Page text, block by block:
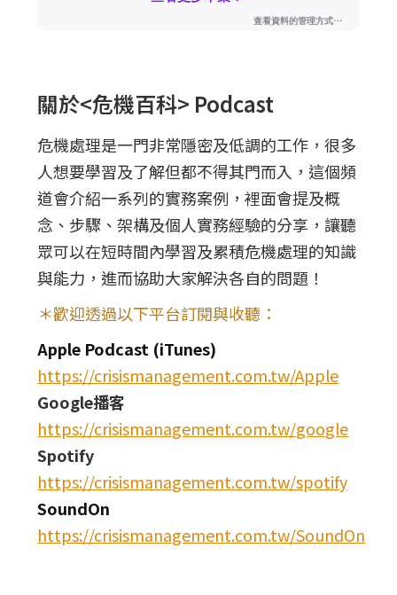
關於<危機百科> Podcast
危機處理是一門非常隱密及低調的工作，很多
人想要學習及了解但都不得其門而入，這個頻
道會介紹一系列的實務案例，裡面會提及概
念、步驟、架構及個人實務經驗的分享，讓聽
眾可以在短時間內學習及累積危機處理的知識
與能力，進而協助大家解決各自的問題！
＊歡迎透過以下平台訂閱與收聽：
Apple Podcast (iTunes)
https://crisismanagement.com.tw/Apple
Google播客
https://crisismanagement.com.tw/google
Spotify
https://crisismanagement.com.tw/spotify
SoundOn
https://crisismanagement.com.tw/SoundOn